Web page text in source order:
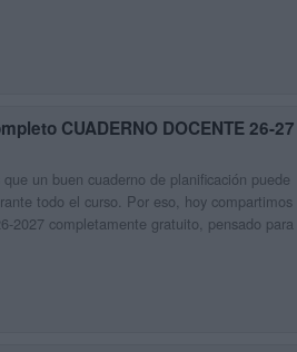
CUADERNO DOCENTE 26-27
un buen cuaderno de planificación puede
todo el curso. Por eso, hoy compartimos
2027 completamente gratuito, pensado para